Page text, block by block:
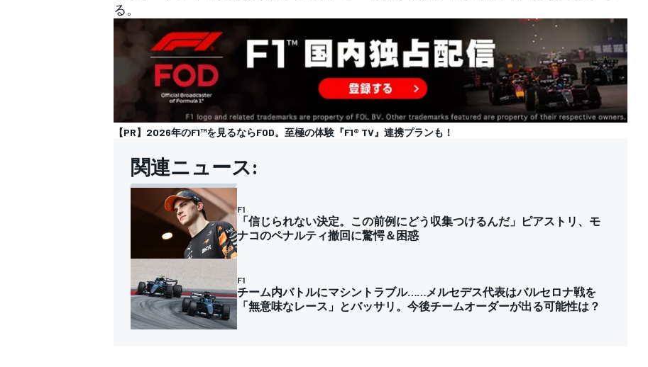
る。
【PR】2026年のF1™を見るならFOD。至極の体験『F1® TV』連携プランも！
関連ニュース:
F1
「信じられない決定。この前例にどう収集つけるんだ」ピアストリ、モ
ナコのペナルティ撤回に驚愕＆困惑
F1
チーム内バトルにマシントラブル……メルセデス代表はバルセロナ戦を
「無意味なレース」とバッサリ。今後チームオーダーが出る可能性は？